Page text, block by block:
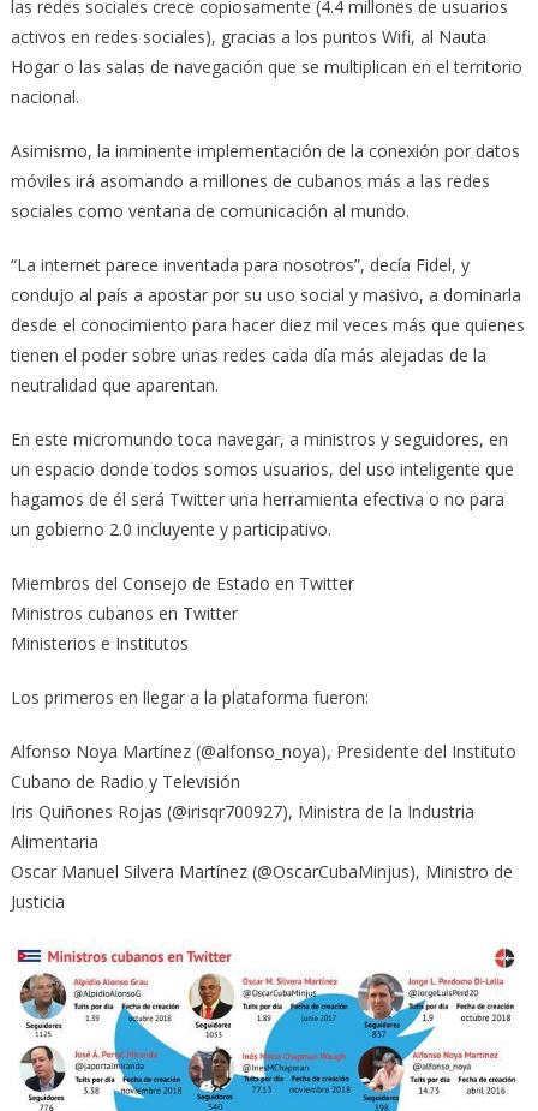
las redes sociales crece copiosamente (4.4 millones de usuarios
activos en redes sociales), gracias a los puntos Wifi, al Nauta
Hogar o las salas de navegación que se multiplican en el territorio
nacional.
Asimismo, la inminente implementación de la conexión por datos
móviles irá asomando a millones de cubanos más a las redes
sociales como ventana de comunicación al mundo.
“La internet parece inventada para nosotros”, decía Fidel, y
condujo al país a apostar por su uso social y masivo, a dominarla
desde el conocimiento para hacer diez mil veces más que quienes
tienen el poder sobre unas redes cada día más alejadas de la
neutralidad que aparentan.
En este micromundo toca navegar, a ministros y seguidores, en
un espacio donde todos somos usuarios, del uso inteligente que
hagamos de él será Twitter una herramienta efectiva o no para
un gobierno 2.0 incluyente y participativo.
Miembros del Consejo de Estado en Twitter
Ministros cubanos en Twitter
Ministerios e Institutos
Los primeros en llegar a la plataforma fueron:
Alfonso Noya Martínez (@alfonso_noya), Presidente del Instituto
Cubano de Radio y Televisión
Iris Quiñones Rojas (@irisqr700927), Ministra de la Industria
Alimentaria
Oscar Manuel Silvera Martínez (@OscarCubaMinjus), Ministro de
Justicia